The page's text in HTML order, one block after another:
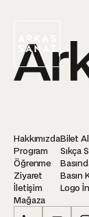
Hakkımızda
Program
Öğrenme
Ziyaret
İletişim
Mağaza
Bilet Al
Sıkça
Basın
Logo